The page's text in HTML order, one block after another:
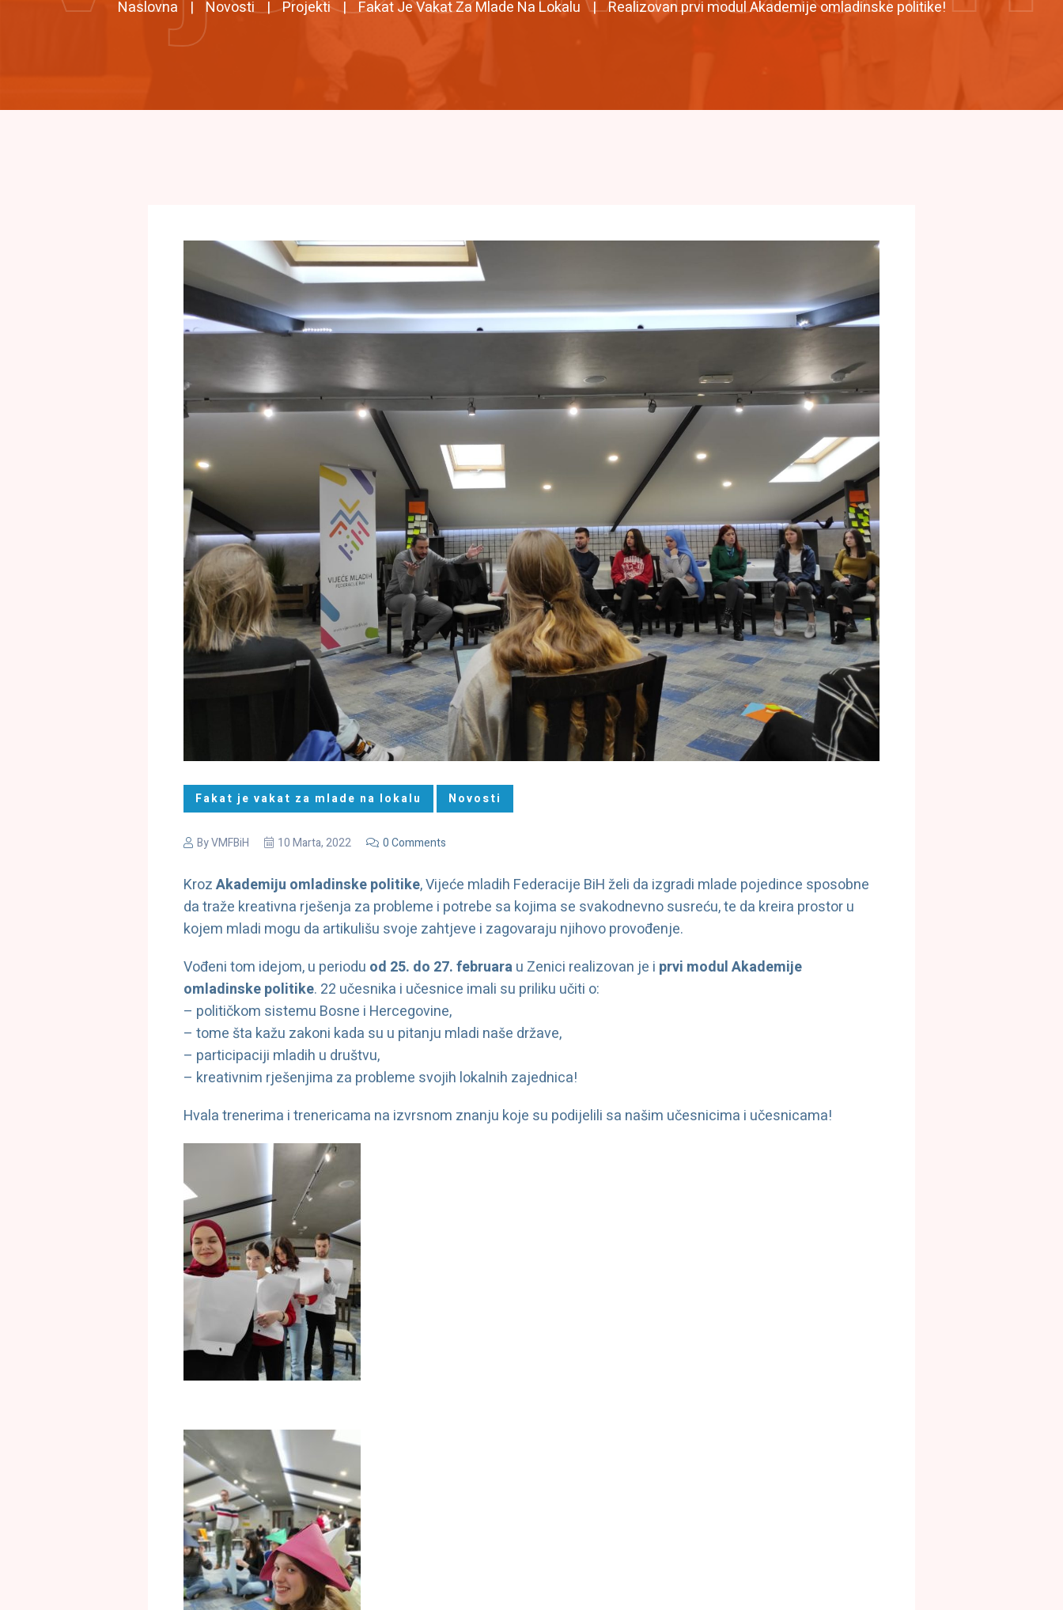
Naslovna Novosti Projekti Fakat Je Vakat Za Mlade Na Lokalu Realizovan prvi modul Akademije omladinske politike!
Fakat je vakat za mlade na lokalu Novosti
ByVMFBiH 10 Marta, 2022 0 Comments
KrozAkademiju omladinske politike, Vijeće mladih Federacije BiH želi da izgradi mlade pojedince sposobne
da traže kreativna rješenja za probleme i potrebe sa kojima se svakodnevno susreću, te da kreira prostor u
kojem mladi mogu da artikulišu svoje zahtjeve i zagovaraju njihovo provođenje.
Vođeni tom idejom, u periodu od 25. do 27. februarau Zenici realizovan je i prvi modul Akademije
omladinske politike. 22 učesnika i učesnice imali su priliku učiti o:
– političkom sistemu Bosne i Hercegovine,
– tome šta kažu zakoni kada su u pitanju mladi naše države,
– participaciji mladih u društvu,
– kreativnim rješenjima za probleme svojih lokalnih zajednica!
Hvala trenerima i trenericama na izvrsnom znanju koje su podijelili sa našim učesnicima i učesnicama!